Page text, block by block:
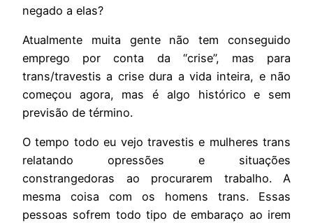
negado a elas?
Atualmente muita gente não tem conseguido
emprego por conta da “crise”, mas para
trans/travestis a crise dura a vida inteira, e não
começou agora, mas é algo histórico e sem
previsão de término.
O tempo todo eu vejo travestis e mulheres trans
relatando opressões e situações
constrangedoras ao procurarem trabalho. A
mesma coisa com os homens trans. Essas
pessoas sofrem todo tipo de embaraço ao irem